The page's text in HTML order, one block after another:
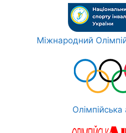
Міжнародний
Олімпійська